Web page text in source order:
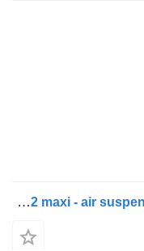
IVECO 35S13 L4H2 maxi - air suspension - Euro 5 - Dutch vehicle - 130